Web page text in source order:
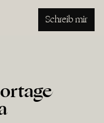
Schreib mir